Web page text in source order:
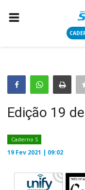
COLUNISTAS
CONTATO
LOGIN
CADASTRAR
Edição 19
Caderno S
19 Fev 2021 | 09:02